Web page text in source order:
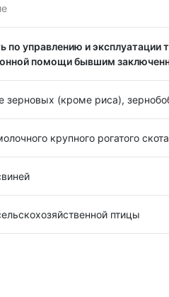
по управлению и
помощи бывшим
зерновых (кроме риса),
крупного рогатого
птицы